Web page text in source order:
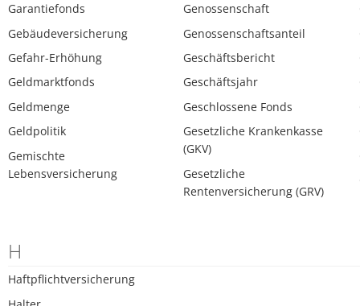
Garantiefonds
Gebäudeversicherung
Gefahr-Erhöhung
Geldmarktfonds
Geldmenge
Geldpolitik
Gemischte
Lebensversicherung
Genossenschaft
Genossenschaftsanteil
Geschäftsbericht
Geschäftsjahr
Geschlossene Fonds
Gesetzliche Krankenkasse
(GKV)
Gesetzliche
Rentenversicherung (GRV)
H
Haftpflichtversicherung